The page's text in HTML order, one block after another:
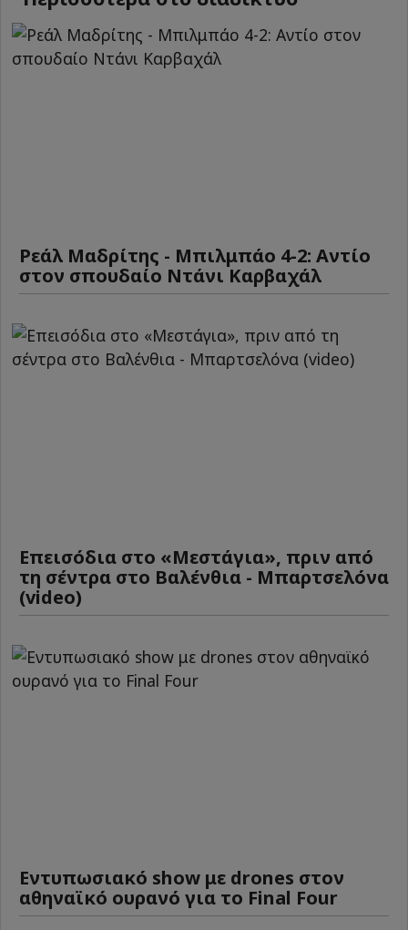
Ρεάλ Μαδρίτης - Μπιλμπάο 4-2: Αντίο
στον σπουδαίο Ντάνι Καρβαχάλ
Επεισόδια στο «Μεστάγια», πριν από
τη σέντρα στο Βαλένθια - Μπαρτσελόνα
(video)
Εντυπωσιακό show με drones στον
αθηναϊκό ουρανό για το Final Four